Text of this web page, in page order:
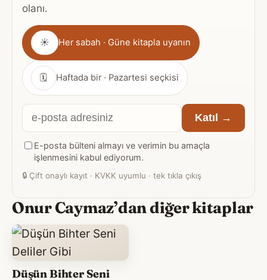
olanı.
Gönderim
sıklığı
☀ Her sabah · Güne kitapla uyanın
🗓 Haftada bir · Pazartesi seçkisi
E-
posta
adresiniz
Katıl →
E-posta bülteni almayı ve verimin bu amaçla
işlenmesini kabul ediyorum.
🔒 Çift onaylı kayıt · KVKK uyumlu · tek tıkla çıkış
Onur Caymaz’dan diğer kitaplar
Düşün Bihter Seni